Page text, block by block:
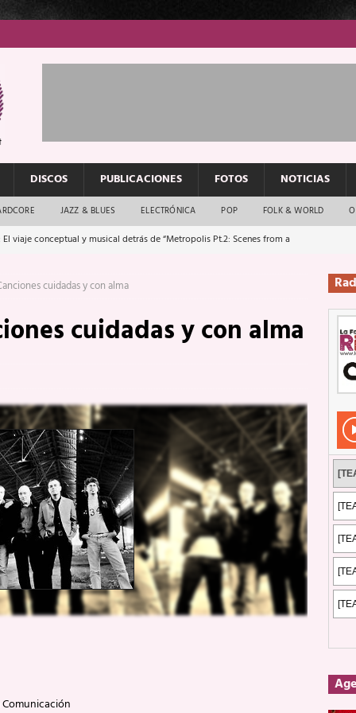
DISCOS PUBLICACIONES FOTOS NOTICIAS
JAZZ & BLUES ELECTRÓNICA POP FOLK & WORLD
El viaje conceptual y musical detrás de “Metropolis Pt.2: Scenes from a
El rock urbano sigue en buenas manos
que van a escucharte te saludan
REPORTAJES
2 de mayo de 2026 en Fuengirola
FOTOS
Su ‘aullido’ retumbó ferozmente en Fuengirola.
REPORTAJES
La historia de Nintendo Vol. 2 PUBLICACIONES
cuidadas y con alma
cuidadas y con alma